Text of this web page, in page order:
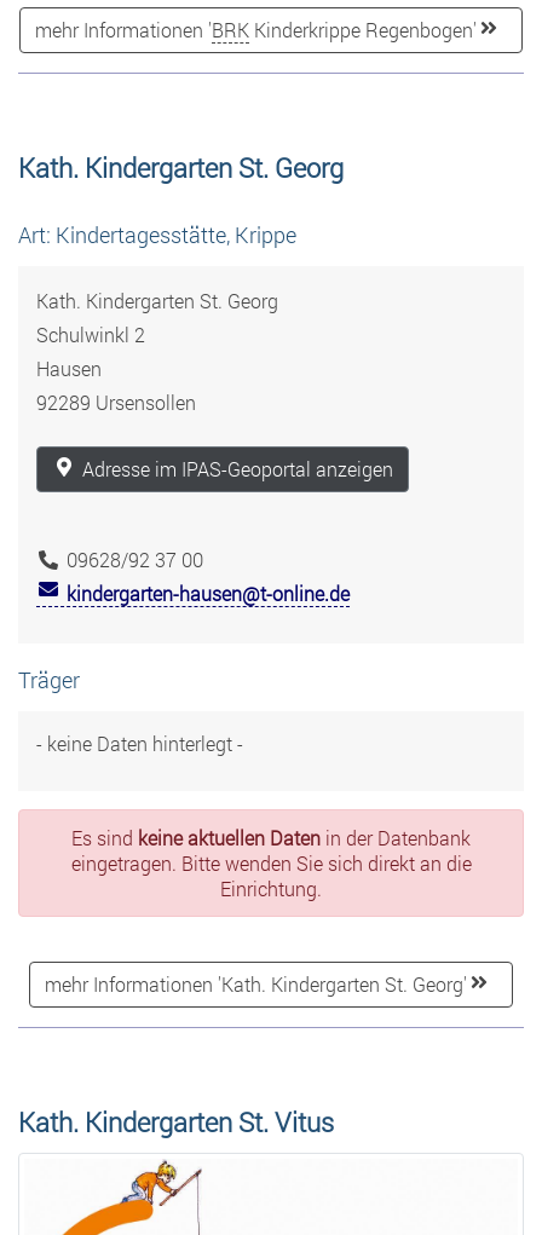
mehr Informationen 'BRK Kinderkrippe Regenbogen'
Kath. Kindergarten St. Georg
Art: Kindertagesstätte, Krippe
Kath. Kindergarten St. Georg
Schulwinkl 2
Hausen
92289 Ursensollen
Adresse im IPAS-Geoportal anzeigen
09628/92 37 00
kindergarten-hausen@t-online.de
Träger
- keine Daten hinterlegt -
Es sind keine aktuellen Daten in der Datenbank
eingetragen. Bitte wenden Sie sich direkt an die
Einrichtung.
mehr Informationen 'Kath. Kindergarten St. Georg'
Kath. Kindergarten St. Vitus